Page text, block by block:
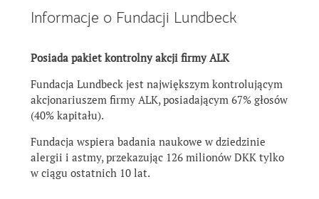
Informacje o Fundacji Lundbeck
Posiada pakiet kontrolny akcji firmy ALK
Fundacja Lundbeck jest największym kontrolującym
akcjonariuszem firmy ALK, posiadającym 67% głosów
(40% kapitału).
Fundacja wspiera badania naukowe w dziedzinie
alergii i astmy, przekazując 126 milionów DKK tylko
w ciągu ostatnich 10 lat.